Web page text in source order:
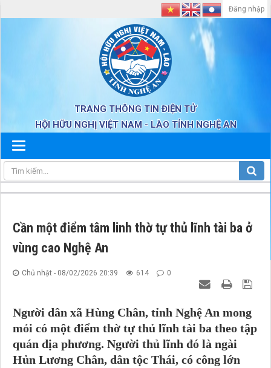
TRANG THÔNG TIN ĐIỆN TỬ
HỘI HỮU NGHỊ VIỆT NAM - LÀO TỈNH NGHỆ AN
Đăng nhập
Cần một điểm tâm linh thờ tự thủ lĩnh tài ba ở
vùng cao Nghệ An
Chủ nhật - 08/02/2026 20:39 614 0
Người dân xã Hùng Chân, tỉnh Nghệ An mong
mỏi có một điểm thờ tự thủ lĩnh tài ba theo tập
quán địa phương. Người thủ lĩnh đó là ngài
Hủn Lương Chân, dân tộc Thái, có công lớn